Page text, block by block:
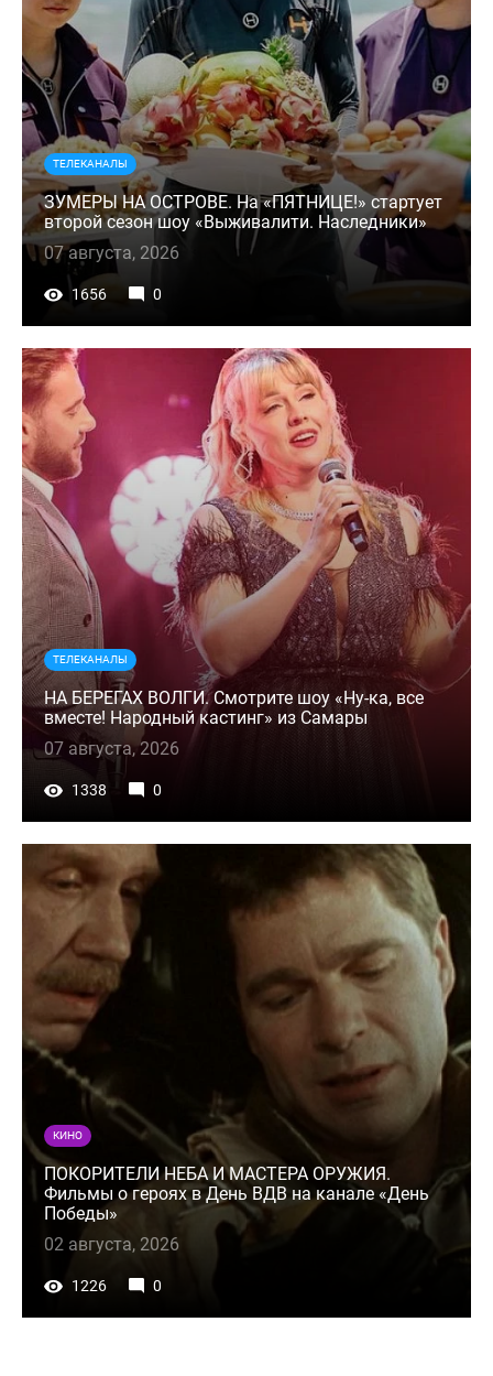
ТЕЛЕКАНАЛЫ
ЗУМЕРЫ НА ОСТРОВЕ. На «ПЯТНИЦЕ!» стартует
второй сезон шоу «Выживалити. Наследники»
07 августа, 2026
1656 0
ТЕЛЕКАНАЛЫ
НА БЕРЕГАХ ВОЛГИ. Смотрите шоу «Ну-ка, все
вместе! Народный кастинг» из Самары
07 августа, 2026
1338 0
КИНО
ПОКОРИТЕЛИ НЕБА И МАСТЕРА ОРУЖИЯ.
Фильмы о героях в День ВДВ на канале «День
Победы»
02 августа, 2026
1226 0